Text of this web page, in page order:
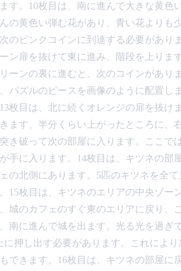
す。10枚目は、南に進んで大きな黄色
の黄色い弾む花があり、青い花よりも
のピンクコインに到達する必要があり
ン扉を抜けて東に進み、階段を上りま
ーンの裏に進むと、次のコインがあり
パズルのピースを画像のように配置し
枚目は、北に続くオレンジの扉を抜け
ます。半分くらい上がったところに、
き破って次の部屋に入ります。ここで
手に入ります。14枚目は、キツネの部
の北側にあります。5匹のキツネを全
15枚目は、キツネのエリアの中央ゾー
城のカフェのすぐ東のエリアに戻り、
南に進んで城を出ます。光る光を過ぎ
に押し出す必要があります。これによ
できます。16枚目は、キツネの部屋に